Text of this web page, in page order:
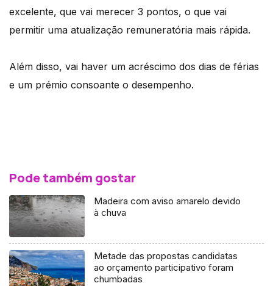
excelente, que vai merecer 3 pontos, o que vai
permitir uma atualização remuneratória mais rápida.
Além disso, vai haver um acréscimo dos dias de férias
e um prémio consoante o desempenho.
Pode também gostar
Madeira com aviso amarelo devido
à chuva
Metade das propostas candidatas
ao orçamento participativo foram
chumbadas